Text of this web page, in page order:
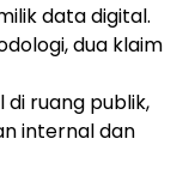
data digital.
dua klaim
ruang publik,
internal dan